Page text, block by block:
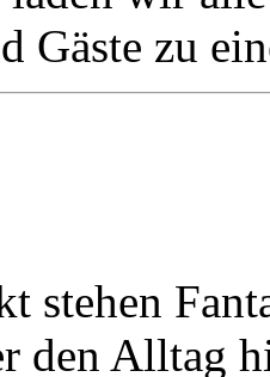
Gäste zu
stehen
den Alltag